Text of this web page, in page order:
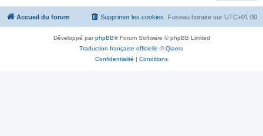
e
Accueil du forum Fuseau horaire sur UTC+01:00
Supprimer les cookies
Développé parphpBB® Forum Software © phpBB Limited
Traduction française officielle ©Qiaeru
Confidentialité | Conditions